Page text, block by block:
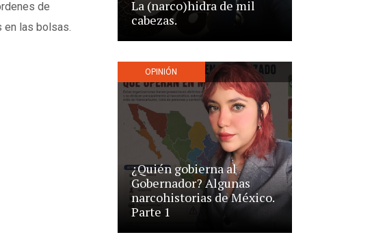
de
las bolsas.
La (narco)hidra de mil
cabezas.
OPINIÓN
¿Quién gobierna al
Gobernador? Algunas
narcohistorias de México.
Parte 1